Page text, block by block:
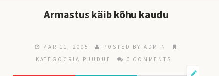
Armastus käib kõhu kaudu
MAR 11, 2005
POSTED BY ADMIN
KATEGOORIA PUUDUB
0 COMMENTS